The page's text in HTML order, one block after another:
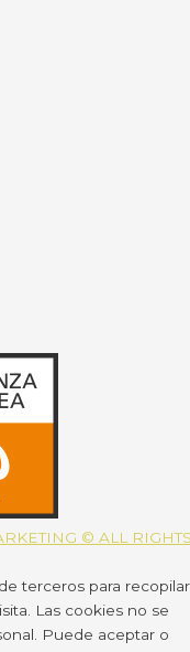
© ALL
terceros para recopilar
Las cookies no se
Puede aceptar o